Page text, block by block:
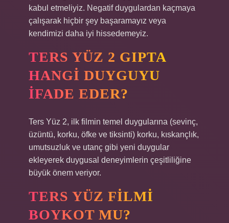
kabul etmeliyiz. Negatif duygulardan kaçmaya
çalışarak hiçbir şey başaramayız veya
kendimizi daha iyi hissedemeyiz.
TERS YÜZ 2 GIPTA
HANGI DUYGUYU
IFADE EDER?
Ters Yüz 2, ilk filmin temel duygularına (sevinç,
üzüntü, korku, öfke ve tiksinti) korku, kıskançlık,
umutsuzluk ve utanç gibi yeni duygular
ekleyerek duygusal deneyimlerin çeşitliliğine
büyük önem veriyor.
TERS YÜZ FILMI
BOYKOT MU?